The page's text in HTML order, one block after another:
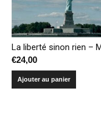
€24,00
Ajouter au panier